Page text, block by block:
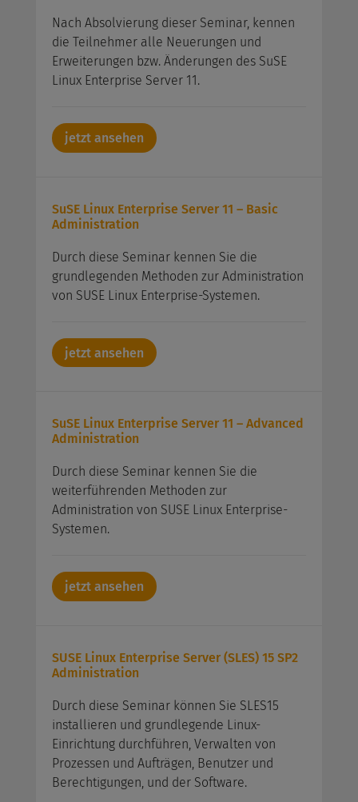
Nach Absolvierung dieser Seminar, kennen
die Teilnehmer alle Neuerungen und
Erweiterungen bzw. Änderungen des SuSE
Linux Enterprise Server 11.
jetzt ansehen
SuSE Linux Enterprise Server 11 – Basic
Administration
Durch diese Seminar kennen Sie die
grundlegenden Methoden zur Administration
von SUSE Linux Enterprise-Systemen.
jetzt ansehen
SuSE Linux Enterprise Server 11 – Advanced
Administration
Durch diese Seminar kennen Sie die
weiterführenden Methoden zur
Administration von SUSE Linux Enterprise-
Systemen.
jetzt ansehen
SUSE Linux Enterprise Server (SLES) 15 SP2
Administration
Durch diese Seminar können Sie SLES15
installieren und grundlegende Linux-
Einrichtung durchführen, Verwalten von
Prozessen und Aufträgen, Benutzer und
Berechtigungen, und der Software.